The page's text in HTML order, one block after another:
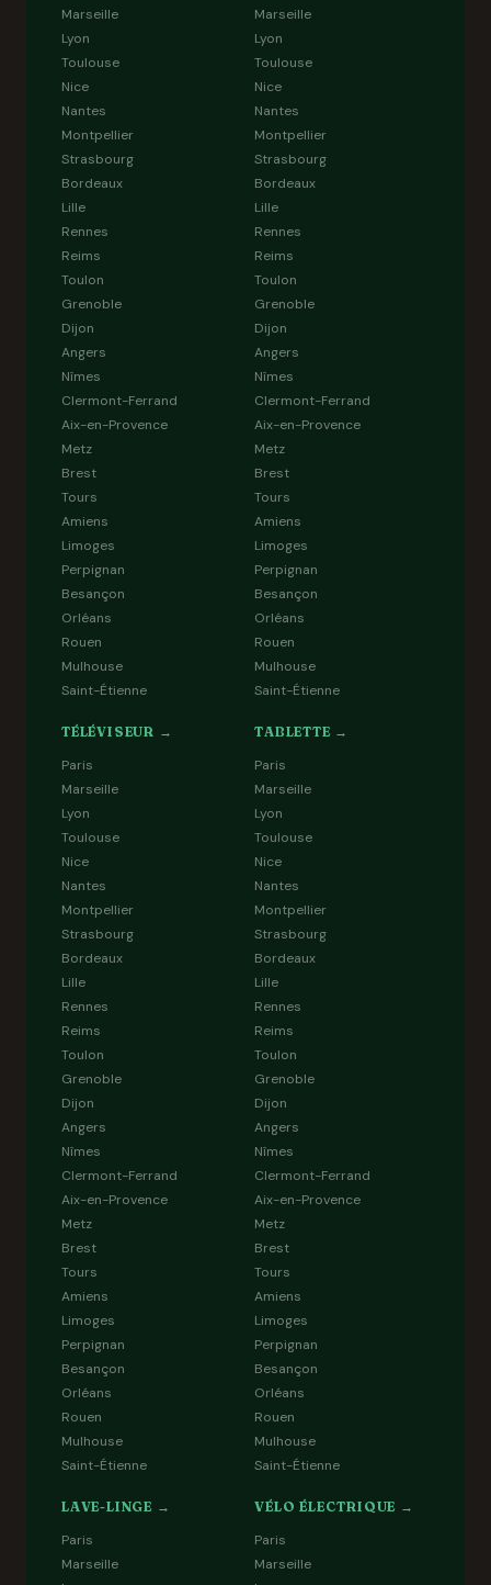
Marseille
Lyon
Toulouse
Nice
Nantes
Montpellier
Strasbourg
Bordeaux
Lille
Rennes
Reims
Toulon
Grenoble
Dijon
Angers
Nîmes
Clermont-Ferrand
Aix-en-Provence
Metz
Brest
Tours
Amiens
Limoges
Perpignan
Besançon
Orléans
Rouen
Mulhouse
Saint-Étienne
Marseille
Lyon
Toulouse
Nice
Nantes
Montpellier
Strasbourg
Bordeaux
Lille
Rennes
Reims
Toulon
Grenoble
Dijon
Angers
Nîmes
Clermont-Ferrand
Aix-en-Provence
Metz
Brest
Tours
Amiens
Limoges
Perpignan
Besançon
Orléans
Rouen
Mulhouse
Saint-Étienne
TÉLÉVISEUR →
Paris
Marseille
Lyon
Toulouse
Nice
Nantes
Montpellier
Strasbourg
Bordeaux
Lille
Rennes
Reims
Toulon
Grenoble
Dijon
Angers
Nîmes
Clermont-Ferrand
Aix-en-Provence
Metz
Brest
Tours
Amiens
Limoges
Perpignan
Besançon
Orléans
Rouen
Mulhouse
Saint-Étienne
TABLETTE →
Paris
Marseille
Lyon
Toulouse
Nice
Nantes
Montpellier
Strasbourg
Bordeaux
Lille
Rennes
Reims
Toulon
Grenoble
Dijon
Angers
Nîmes
Clermont-Ferrand
Aix-en-Provence
Metz
Brest
Tours
Amiens
Limoges
Perpignan
Besançon
Orléans
Rouen
Mulhouse
Saint-Étienne
LAVE-LINGE →
Paris
Marseille
VÉLO ÉLECTRIQUE →
Paris
Marseille